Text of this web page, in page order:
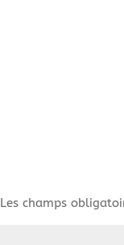
Les champs